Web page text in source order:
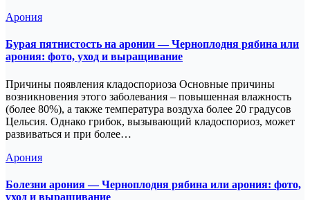
Арония
Бурая пятнистость на аронии — Черноплодня рябина или
арония: фото, уход и выращивание
Причины появления кладоспориоза Основные причины
возникновения этого заболевания – повышенная влажность
(более 80%), а также температура воздуха более 20 градусов
Цельсия. Однако грибок, вызывающий кладоспориоз, может
развиваться и при более…
Арония
Болезни арония — Черноплодня рябина или арония: фото,
уход и выращивание